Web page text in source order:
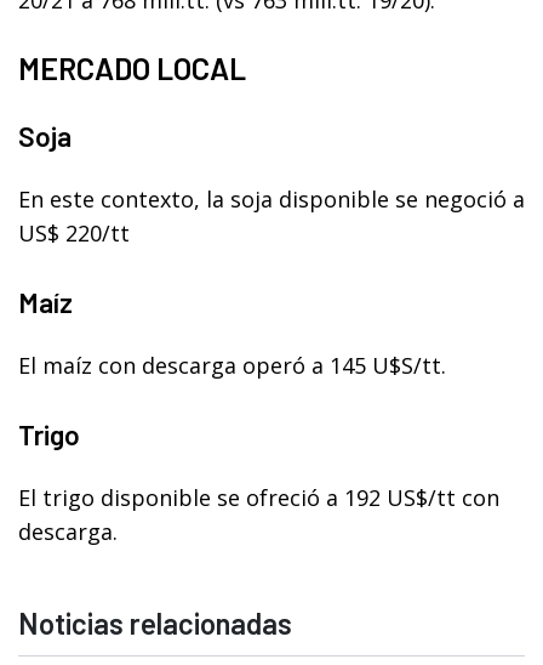
MERCADO LOCAL
Soja
En este contexto, la soja disponible se negoció a
US$ 220/tt
Maíz
El maíz con descarga operó a 145 U$S/tt.
Trigo
El trigo disponible se ofreció a 192 US$/tt con
descarga.
Noticias relacionadas